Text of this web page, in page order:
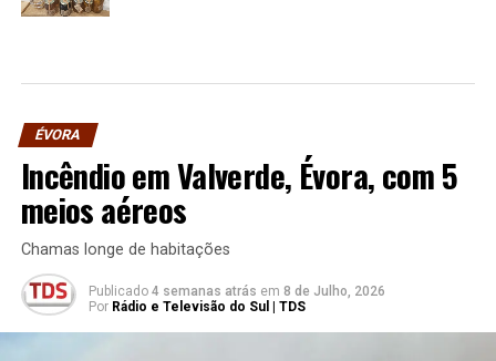
ÉVORA
Incêndio em Valverde, Évora, com 5
meios aéreos
Chamas longe de habitações
Publicado 4 semanas atrás em 8 de Julho, 2026
Por Rádio e Televisão do Sul | TDS